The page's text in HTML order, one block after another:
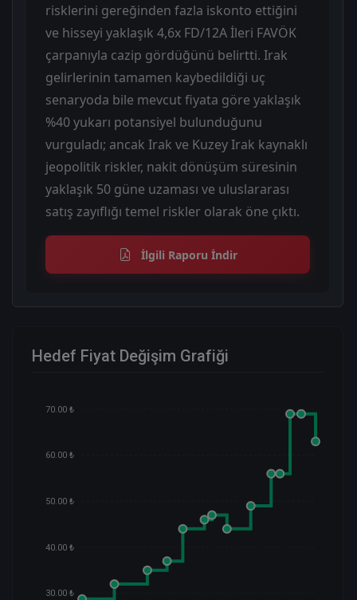
risklerini gereğinden fazla iskonto ettiğini
ve hisseyi yaklaşık 4,6x FD/12A İleri FAVÖK
çarpanıyla cazip gördüğünü belirtti. Irak
gelirlerinin tamamen kaybedildiği uç
senaryoda bile mevcut fiyata göre yaklaşık
%40 yukarı potansiyel bulunduğunu
vurguladı; ancak Irak ve Kuzey Irak kaynaklı
jeopolitik riskler, nakit dönüşüm süresinin
yaklaşık 50 güne uzaması ve uluslararası
satış zayıflığı temel riskler olarak öne çıktı.
İlgili Raporu İndir
Hedef Fiyat Değişim Grafiği
70.00 ₺
60.00 ₺
50.00 ₺
40.00 ₺
30.00 ₺